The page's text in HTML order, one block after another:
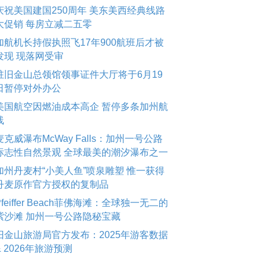
祝美国建国250周年 美东美西经典线路
促销 每房立减二五零
航机长持假执照飞17年900航班后才被
现 现落网受审
旧金山总领馆领事证件大厅将于6月19
暂停对外办公
国航空因燃油成本高企 暂停多条加州航
克威瀑布McWay Falls：加州一号公路
志性自然景观 全球最美的潮汐瀑布之一
州丹麦村“小美人鱼”喷泉雕塑 惟一获得
麦原作官方授权的复制品
Beach菲佛海滩：全球独一无二的
沙滩 加州一号公路隐秘宝藏
金山旅游局官方发布：2025年游客数据
2026年旅游预测